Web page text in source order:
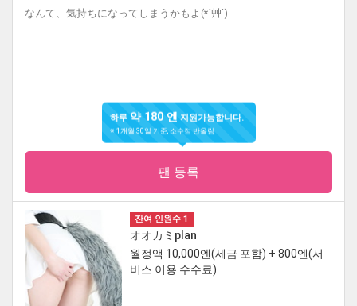
なんて、気持ちになってしまうかもよ(*´艸`)
하루약 180 엔 지원가능합니다.
※ 1개월 30일 기준, 소수점 반올림
팬 등록
잔여 인원수 1
オオカミplan
월정액 10,000엔(세금 포함) + 800엔(서
비스 이용 수수료)